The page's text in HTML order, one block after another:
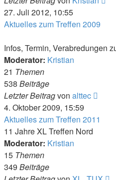
27. Juli 2012, 10:55
Aktuelles zum Treffen 2009
Infos, Termin, Verabredungen
Moderator: Kristian
21 Themen
538 Beiträge
Letzter Beitragvon alttec
4. Oktober 2009, 15:59
Aktuelles zum Treffen 2011
11 Jahre XL Treffen Nord
Moderator: Kristian
15 Themen
349 Beiträge